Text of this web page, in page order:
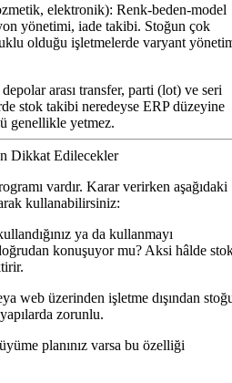
elektronik): Renk-beden-model
yönetimi, iade takibi. Stoğun çok
olduğu işletmelerde varyant
arası transfer, parti (lot) ve seri
stok takibi neredeyse ERP düzeyine
genellikle yetmez.
Dikkat Edilecekler
vardır. Karar verirken aşağıdaki
kullanabilirsiniz:
ya da kullanmayı
konuşuyor mu? Aksi hâlde
web üzerinden işletme dışından
zorunlu.
planınız varsa bu özelliği